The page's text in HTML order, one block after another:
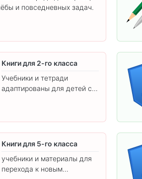
и повседневных задач.
Книги для 2-го класса
Учебники и тетради
адаптированы для детей с
Книги для 5-го класса
учебники и материалы для
перехода к новым